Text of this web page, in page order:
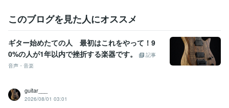
このブログを見た人にオススメ
ギター始めたての人 最初はこれをやって！9
0%の人が1年以内で挫折する楽器です。
記事
音声・音楽
guitar___
2026/08/01 03:01